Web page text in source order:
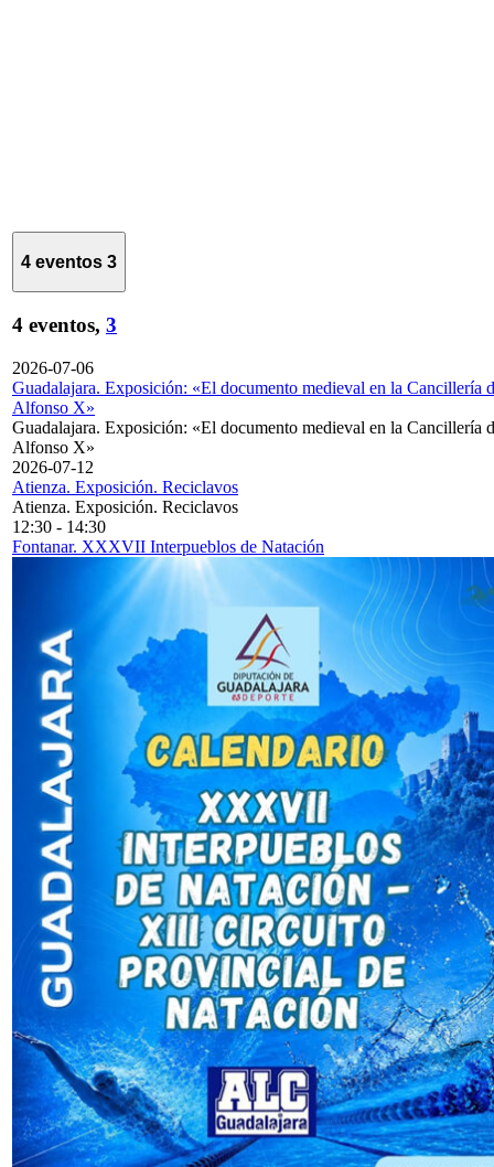
4 eventos 3
4 eventos, 3
2026-07-06
Guadalajara. Exposición: «El documento medieval en la Cancillería
Alfonso X»
Guadalajara. Exposición: «El documento medieval en la Cancillería
Alfonso X»
2026-07-12
Atienza. Exposición. Reciclavos
Atienza. Exposición. Reciclavos
12:30 - 14:30
Fontanar. XXXVII Interpueblos de Natación